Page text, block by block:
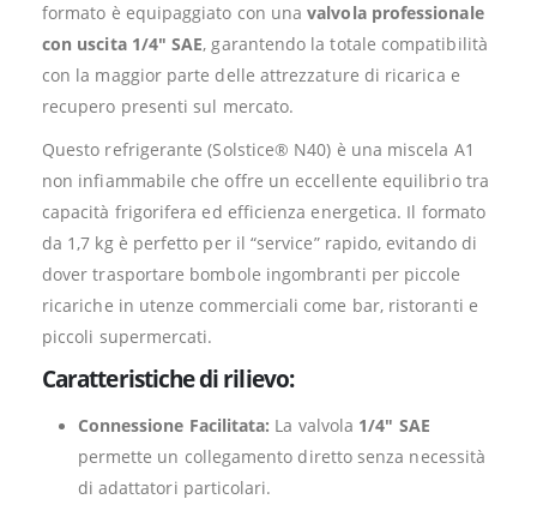
formato è equipaggiato con unavalvola professionale
con uscita 1/4″ SAE, garantendo la totale compatibilità
con la maggior parte delle attrezzature di ricarica e
recupero presenti sul mercato.
Questo refrigerante (Solstice® N40) è una miscela A1
non infiammabile che offre un eccellente equilibrio tra
capacità frigorifera ed efficienza energetica. Il formato
da 1,7 kg è perfetto per il “service” rapido, evitando di
dover trasportare bombole ingombranti per piccole
ricariche in utenze commerciali come bar, ristoranti e
piccoli supermercati.
Caratteristiche di rilievo:
Connessione Facilitata: La valvola 1/4″ SAE
permette un collegamento diretto senza necessità
di adattatori particolari.